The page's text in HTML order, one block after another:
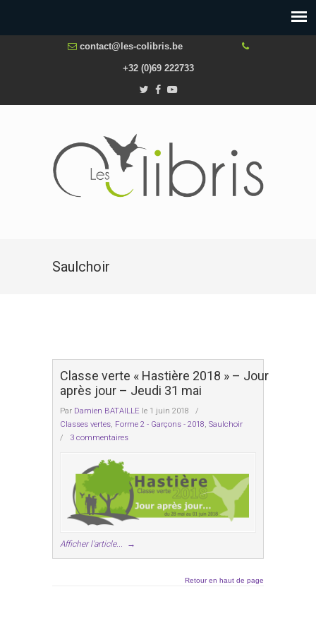
contact@les-colibris.be
+32 (0)69 222733
Saulchoir
Classe verte « Hastière 2018 » – Jour
après jour – Jeudi 31 mai
Par Damien BATAILLE le 1 juin 2018
/
Classes vertes, Forme 2 - Garçons - 2018, Saulchoir
/ 3 commentaires
Afficher l'article... →
Retour en haut de page